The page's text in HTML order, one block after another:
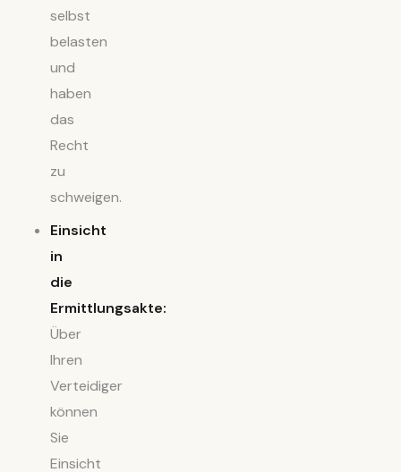
selbst
belasten
und
haben
das
Recht
zu
schweigen.
Einsicht
in
die
Ermittlungsakte:
Über
Ihren
Verteidiger
können
Sie
Einsicht